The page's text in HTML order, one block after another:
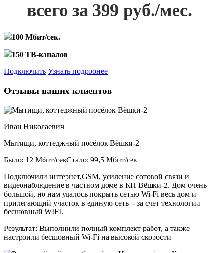
всего за 399 руб./мес.
100 Мбит/сек.
150 ТВ-каналов
Подключить Узнать подробнее
Отзывы наших клиентов
Иван Николаевич
Мытищи, коттеджный посёлок Вёшки-2
Было: 12 Мбит/секСтало: 99,5 Мбит/сек
Подключили интернет,GSM, усиление сотовой связи и
видеонаблюдение в частном доме в КП Вёшки-2. Дом очень
большой, но нам удалось покрыть сетью Wi-Fi весь дом и
прилегающий участок в единую сеть - за счет технологии
бесшовный WIFI.
Результат: Выполнили полный комплект работ, а также
настроили бесшовный Wi-Fi на высокой скорости